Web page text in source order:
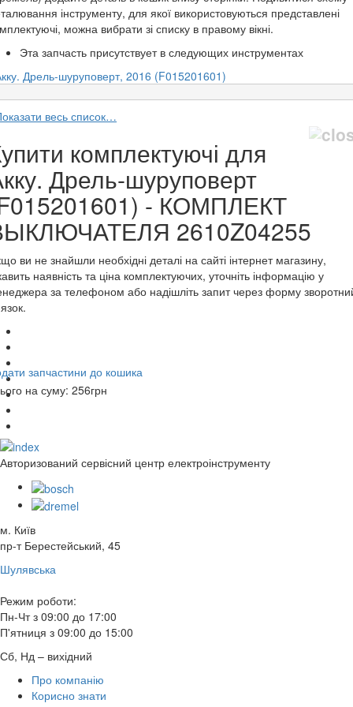
інструменту, для якої використовуються представлені
можна вибрати зі списку в правому вікні.
Эта запчасть присутствует в следующих инструментах
Дрель-шуруповерт, 2016 (F015201601)
весь список…
комплектуючі для
Дрель-шуруповерт
- КОМПЛЕКТ
2610Z04255
ви не знайшли необхідні деталі на сайті інтернет магазину,
наявність та ціна комплектуючих, уточніть інформацію у
за телефоном або надішліть запит через форму
запчастини до кошика
на суму: 256грн
Авторизований сервісний центр електроінструменту
м. Київ
пр-т Берестейський, 45
Шулявська
Режим роботи:
Пн-Чт з 09:00 до 17:00
П'ятниця з 09:00 до 15:00
Сб, Нд – вихідний
Про компанію
Корисно знати